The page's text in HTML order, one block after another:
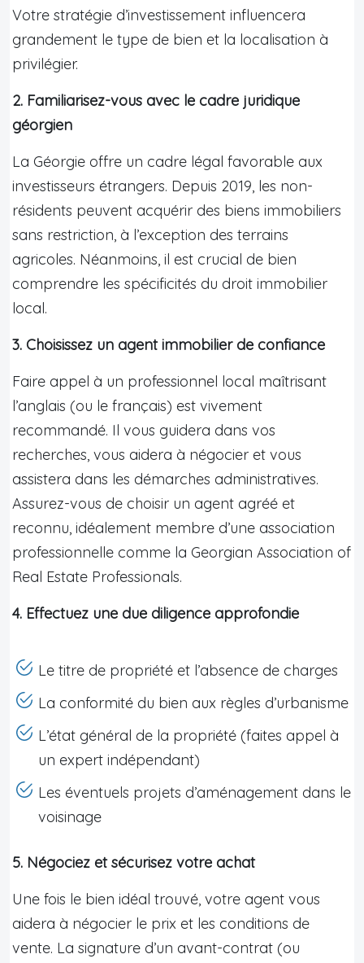
Votre stratégie d’investissement influencera
grandement le type de bien et la localisation à
privilégier.
2. Familiarisez-vous avec le cadre juridique
géorgien
La Géorgie offre un cadre légal favorable aux
investisseurs étrangers. Depuis 2019, les non-
résidents peuvent acquérir des biens immobiliers
sans restriction, à l’exception des terrains
agricoles. Néanmoins, il est crucial de bien
comprendre les spécificités du droit immobilier
local.
3. Choisissez un agent immobilier de confiance
Faire appel à un professionnel local maîtrisant
l’anglais (ou le français) est vivement
recommandé. Il vous guidera dans vos
recherches, vous aidera à négocier et vous
assistera dans les démarches administratives.
Assurez-vous de choisir un agent agréé et
reconnu, idéalement membre d’une association
professionnelle comme la Georgian Association of
Real Estate Professionals.
4. Effectuez une due diligence approfondie
Le titre de propriété et l’absence de charges
La conformité du bien aux règles d’urbanisme
L’état général de la propriété (faites appel à
un expert indépendant)
Les éventuels projets d’aménagement dans le
voisinage
5. Négociez et sécurisez votre achat
Une fois le bien idéal trouvé, votre agent vous
aidera à négocier le prix et les conditions de
vente. La signature d’un avant-contrat (ou